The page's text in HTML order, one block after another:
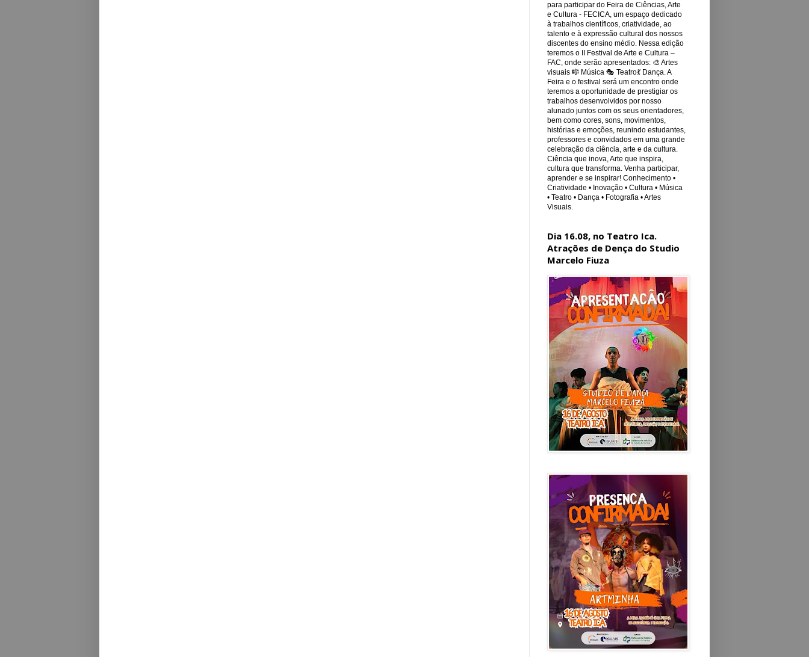
para participar do Feira de Ciências, Arte
e Cultura - FECICA, um espaço dedicado
à trabalhos científicos, criatividade, ao
talento e à expressão cultural dos nossos
discentes do ensino médio. Nessa edição
teremos o II Festival de Arte e Cultura –
FAC, onde serão apresentados: 🎨 Artes
visuais 🎼 Música 🎭 Teatro💃 Dança. A
Feira e o festival será um encontro onde
teremos a oportunidade de prestigiar os
trabalhos desenvolvidos por nosso
alunado juntos com os seus orientadores,
bem como cores, sons, movimentos,
histórias e emoções, reunindo estudantes,
professores e convidados em uma grande
celebração da ciência, arte e da cultura.
Ciência que inova, Arte que inspira,
cultura que transforma. Venha participar,
aprender e se inspirar! Conhecimento •
Criatividade • Inovação • Cultura • Música
• Teatro • Dança • Fotografia • Artes
Visuais.
Dia 16.08, no Teatro Ica.
Atrações de Dença do Studio
Marcelo Fiuza